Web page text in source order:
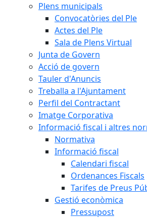
Plens municipals
Convocatòries del Ple
Actes del Ple
Sala de Plens Virtual
Junta de Govern
Acció de govern
Tauler d'Anuncis
Treballa a l'Ajuntament
Perfil del Contractant
Imatge Corporativa
Informació fiscal i altres
Normativa
Informació fiscal
Calendari fiscal
Ordenances Fiscals
Tarifes de Preus
Gestió econòmica
Pressupost